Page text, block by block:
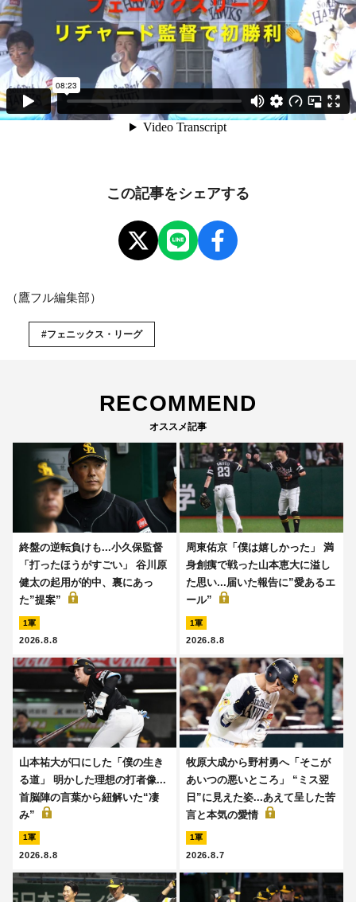
この記事をシェアする
（鷹フル編集部）
#フェニックス・リーグ
RECOMMEND
オススメ記事
終盤の逆転負けも...小久保監督
「打ったほうがすごい」 谷川原
健太の起用が的中、裏にあっ
た”提案”
1軍
2026.8.8
周東佑京「僕は嬉しかった」 満
身創痍で戦った山本恵大に溢し
た思い...届いた報告に”愛あるエ
ール”
1軍
2026.8.8
山本祐大が口にした「僕の生き
る道」 明かした理想の打者像...
首脳陣の言葉から紐解いた“凄
み”
1軍
2026.8.8
牧原大成から野村勇へ「そこが
あいつの悪いところ」 “ミス翌
日”に見えた姿...あえて呈した苦
言と本気の愛情
1軍
2026.8.7